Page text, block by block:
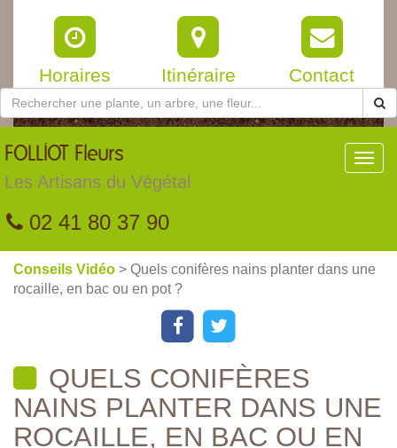
Horaires Itinéraire Contact
FOLLIOT Fleurs
Les Artisans du Végétal
02 41 80 37 90
Conseils Vidéo > Quels conifères nains planter dans une
rocaille, en bac ou en pot ?
QUELS CONIFÈRES
NAINS PLANTER DANS UNE
ROCAILLE, EN BAC OU EN